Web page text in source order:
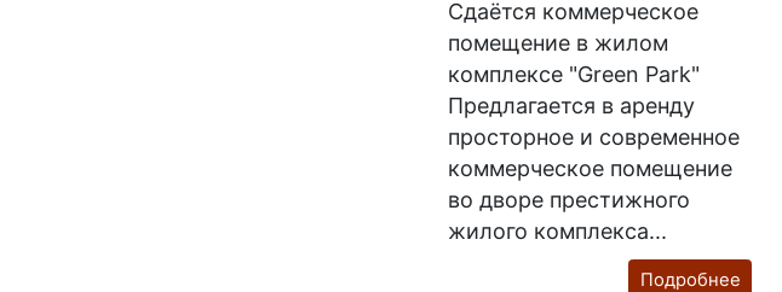
Сдаётся коммерческое
помещение в жилом
комплексе "Green Park"
Предлагается в аренду
просторное и современное
коммерческое помещение
во дворе престижного
жилого комплекса...
Подробнее